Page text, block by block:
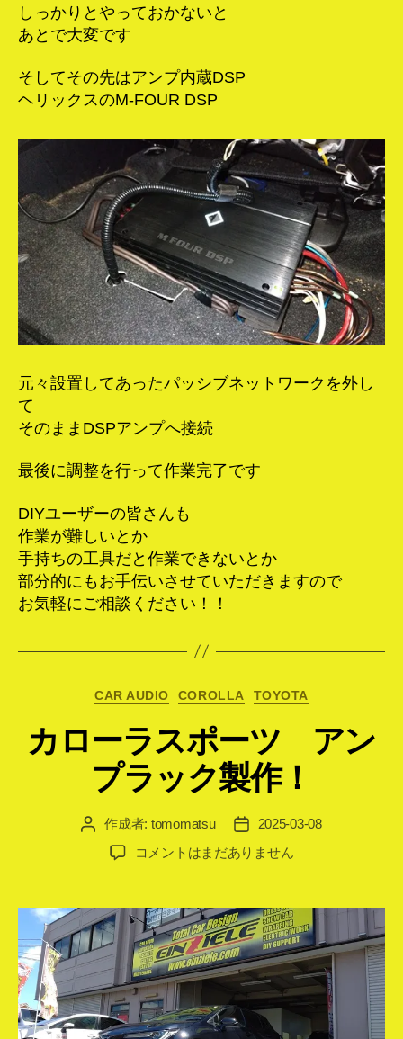
しっかりとやっておかないと
あとで大変です
そしてその先はアンプ内蔵DSP
ヘリックスのM-FOUR DSP
元々設置してあったパッシブネットワークを外し
て
そのままDSPアンプへ接続
最後に調整を行って作業完了です
DIYユーザーの皆さんも
作業が難しいとか
手持ちの工具だと作業できないとか
部分的にもお手伝いさせていただきますので
お気軽にご相談ください！！
カ
ゴ
リ
ー
CAR AUDIO COROLLA TOYOTA
カローラスポーツ アン
プラック製作！
投 作成者: tomomatsu
投
稿
日
2025-03-08
カ
ラ
ス
ポ
ー
ツ
ア
ン
コメントはまだありません